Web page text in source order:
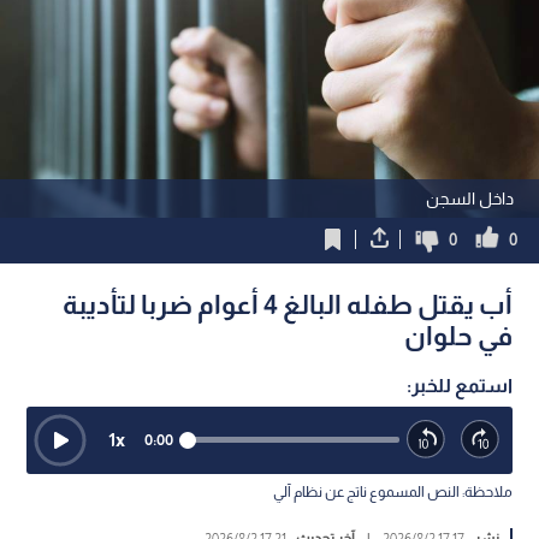
داخل السجن
0
0
أب يقتل طفله البالغ 4 أعوام ضربا لتأديبة
في حلوان
استمع للخبر:
0:00
1x
ملاحظة: النص المسموع ناتج عن نظام آلي